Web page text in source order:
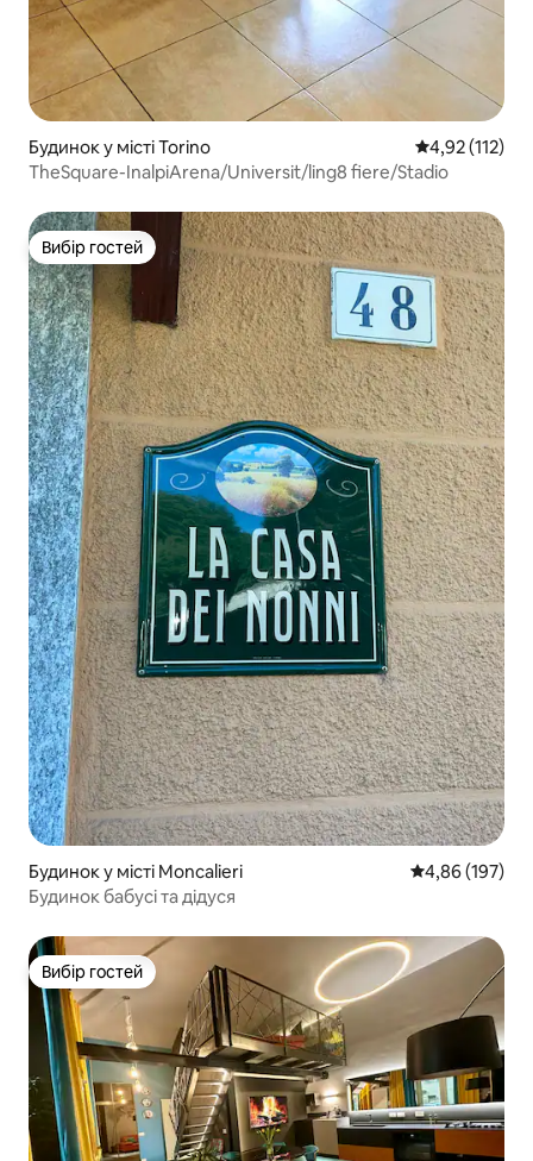
Будинок у місті Torino Середня
4,92 (112)
TheSquare-InalpiArena/Universit/ling8 fiere/Stadio
Вибір гостей
Вибір гостей
Будинок у місті Moncalieri Середня
4,86 (197)
Будинок бабусі та дідуся
Вибір гостей
Вибір гостей